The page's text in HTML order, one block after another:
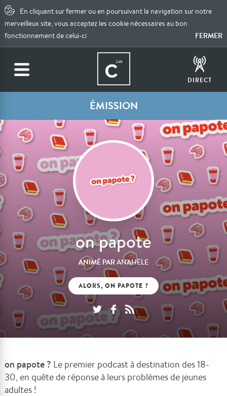
En cliquant sur fermer ou en poursuivant la navigation sur notre
merveilleux site, vous acceptez les cookie nécessaires au bon
fonctionnement de celui-ci
FERMER
DIRECT
ÉMISSION
on papote
ANIMÉ PARANAHËLE
ALORS, ON PAPOTE ?
on papote ? Le premier podcast à destination des 18-
30, en quête de réponse à leurs problèmes de jeunes
adultes !